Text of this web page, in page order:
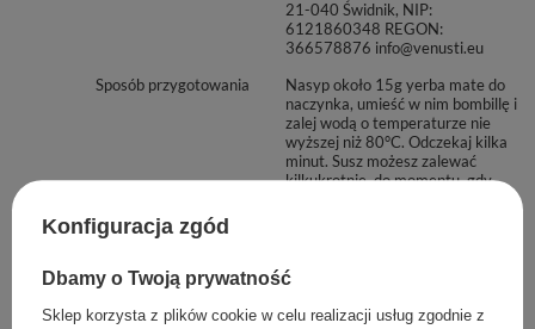
21-040 Świdnik, NIP:
6121860348 REGON:
366578876 info@venusti.eu
Sposób przygotowania
Nasyp około 15g yerba mate do
naczynka, umieść w nim bombillę i
zalej wodą o temperaturze nie
wyższej niż 80°C. Odczekaj kilka
minut. Susz możesz zalewać
kilkukrotnie, do momentu, gdy
Sposób przechowywania
miejscu. Chronić przed wilgocią.
Konfiguracja zgód
Dbamy o Twoją prywatność
Sklep korzysta z plików cookie w celu realizacji usług zgodnie z